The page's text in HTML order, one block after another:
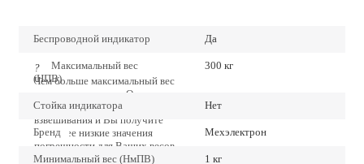
Беспроводной индикатор Да
?
Чем больше максимальный вес
тем ниже точность. Определите
точно наибольший предел
взвешивания и Вы получите
наиболее низкие значения
погрешности для Ваших весов.
Максимальный вес
(НПВ)
300 кг
Стойка индикатора Нет
Бренд Мехэлектрон
Минимальный вес (НмПВ) 1 кг